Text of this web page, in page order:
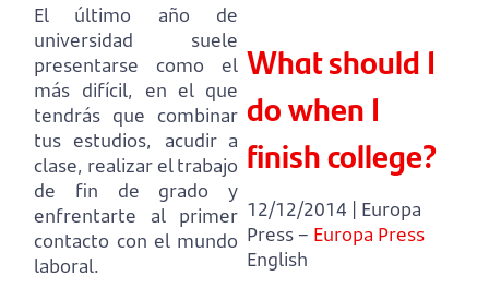
El último año de
universidad suele
presentarse como el
más difícil, en el que
tendrás que combinar
tus estudios, acudir a
clase, realizar el trabajo
de fin de grado y
enfrentarte al primer
contacto con el mundo
laboral.
What should I
do when I
finish college?
12/12/2014 | Europa
Press – Europa Press
English